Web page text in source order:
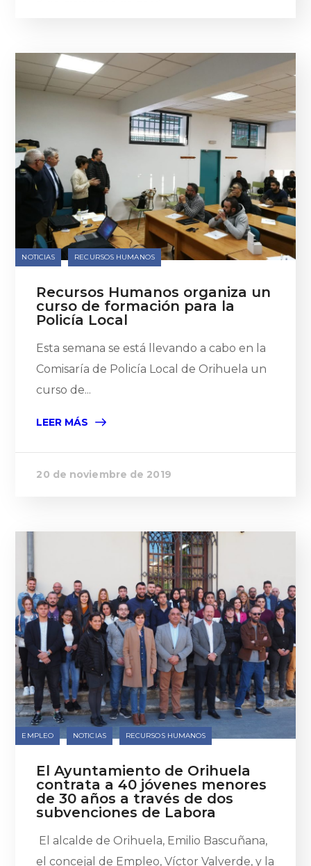
NOTICIAS RECURSOS HUMANOS
Recursos Humanos organiza un
curso de formación para la
Policía Local
Esta semana se está llevando a cabo en la
Comisaría de Policía Local de Orihuela un
curso de...
LEER MÁS
20 de noviembre de 2019
EMPLEO NOTICIAS RECURSOS HUMANOS
El Ayuntamiento de Orihuela
contrata a 40 jóvenes menores
de 30 años a través de dos
subvenciones de Labora
El alcalde de Orihuela, Emilio Bascuñana,
el concejal de Empleo, Víctor Valverde, y la